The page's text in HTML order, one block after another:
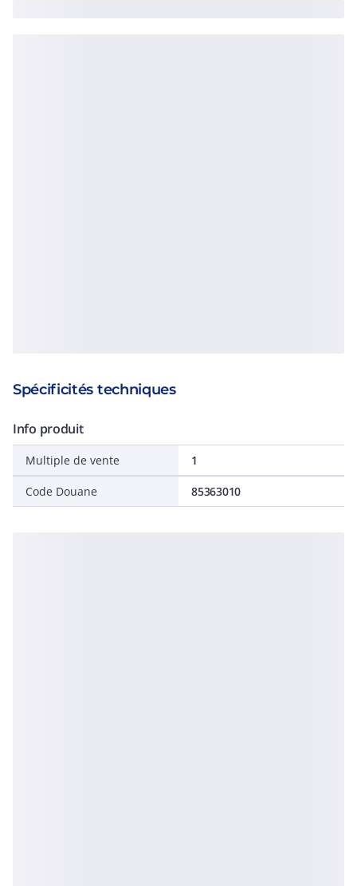
Spécificités techniques
Info produit
Multiple de vente 1
Code Douane 85363010